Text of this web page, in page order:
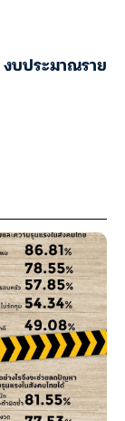
งบประมาณราย